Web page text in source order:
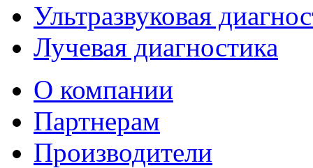
Ультразвуковая
Лучевая диагностика
О компании
Партнерам
Производители